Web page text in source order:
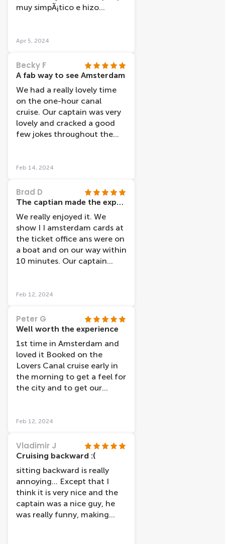
muy simpÃ¡tico e hizo
Apr 5, 2024
Becky F
A fab way to see Amsterdam
We had a really lovely time
on the one-hour canal
cruise. Our captain was very
lovely and cracked a good
few jokes throughout the
fab idea and there were so
available which was a really
pleasant surprise. We learned
so much about the history of
the city and the tour even
helped us to find places to
visit again in further detail
after the tour. The price was
extremely reasonable
boat even left a little early
would definitely recommend
it!
Feb 14, 2024
Brad D
The captian made the experience
We really enjoyed it. We
show I I amsterdam cards at
the ticket office ans were on
a boat and on our way within
10 minutes. Our captain
knowledge of the area, he
and they were also lovely.
The facilties were clean. If I
hadn't have had the I
amsterdam card I would
have still paid what the price
was (which I think is
reasonable).
Feb 12, 2024
Peter G
Well worth the experience
1st time in Amsterdam and
loved it Booked on the
Lovers Canal cruise early in
the morning to get a feel for
the city and to get our
and the comentry was good
Feb 12, 2024
Vladimir J
Cruising backward :(
sitting backward is really
annoying... Except that I
think it is very nice and the
captain was a nice guy, he
was really funny, making